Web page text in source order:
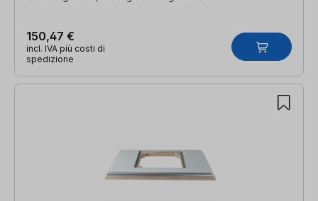
150,47 €
incl. IVA più costi di
spedizione